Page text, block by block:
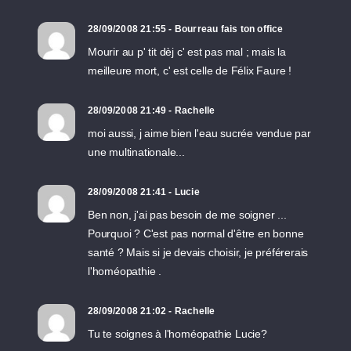
28/09/2008 21:55 - Bourreau fais ton office
Mourir au p' tit dèj c' est pas mal ; mais la
meilleure mort, c' est celle de Félix Faure !
28/09/2008 21:49 - Rachelle
moi aussi, j aime bien l'eau sucrée vendue par
une multinationale...
28/09/2008 21:41 - Lucie
Ben non, j'ai pas besoin de me soigner ...
Pourquoi ? C'est pas normal d'être en bonne
santé ? Mais si je devais choisir, je préférerais
l'homéopathie .
28/09/2008 21:02 - Rachelle
Tu te soignes à l'homéopathie Lucie?